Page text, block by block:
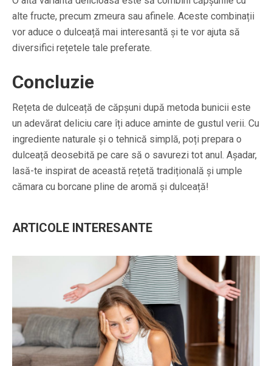
alte fructe, precum zmeura sau afinele. Aceste combinații
vor aduce o dulceață mai interesantă și te vor ajuta să
diversifici rețetele tale preferate.
Concluzie
Rețeta de dulceață de căpșuni după metoda bunicii este
un adevărat deliciu care îți aduce aminte de gustul verii. Cu
ingrediente naturale și o tehnică simplă, poți prepara o
dulceață deosebită pe care să o savurezi tot anul. Așadar,
lasă-te inspirat de această rețetă tradițională și umple
cămara cu borcane pline de aromă și dulceață!
ARTICOLE INTERESANTE